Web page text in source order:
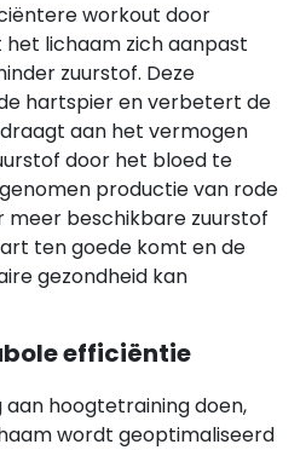
workout door
lichaam zich aanpast
zuurstof. Deze
hartspier en verbetert de
aan het vermogen
door het bloed te
productie van rode
beschikbare zuurstof
ten goede komt en de
gezondheid kan
efficiëntie
hoogtetraining doen,
wordt geoptimaliseerd